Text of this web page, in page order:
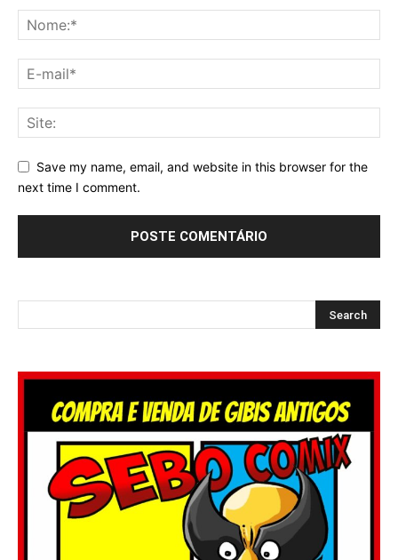
Save my name, email, and website in this browser for the
next time I comment.